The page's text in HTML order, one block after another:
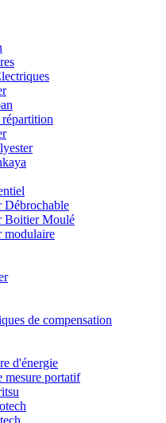
Débrochable
Boitier Moulé
modulaire
de compensation
d'énergie
mesure portatif